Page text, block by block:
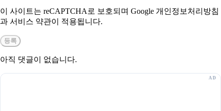
이 사이트는 reCAPTCHA로 보호되며 Google 개인정보처리방침
과 서비스 약관이 적용됩니다.
등록
아직 댓글이 없습니다.